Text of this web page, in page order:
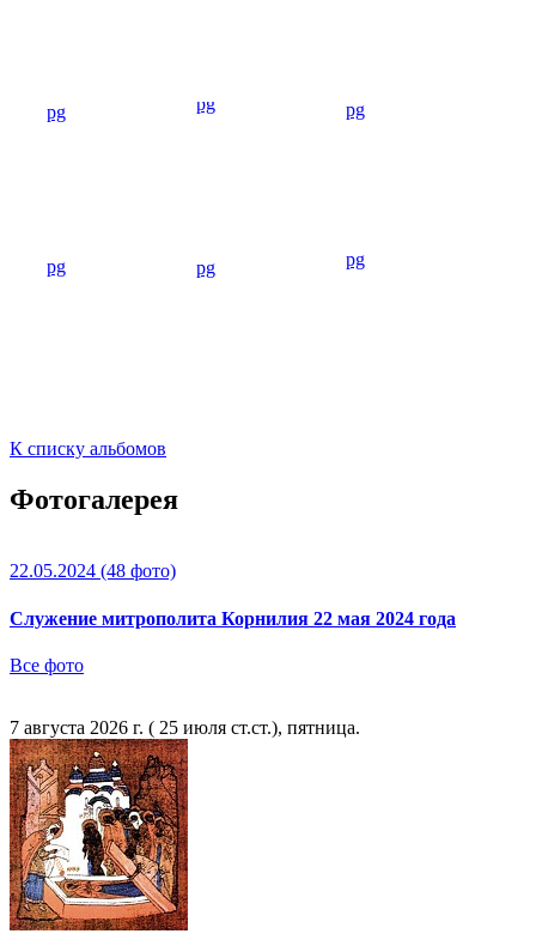
К списку альбомов
Фотогалерея
22.05.2024 (48 фото)
Служение митрополита Корнилия 22 мая 2024 года
Все фото
7 августа 2026 г. ( 25 июля ст.ст.), пятница.